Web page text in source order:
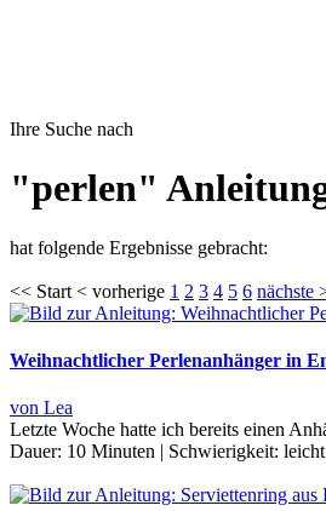
Ihre Suche nach
"perlen"
hat folgende Ergebnisse gebracht:
<< Start < vorherige 1 2 3 4 5 6 nächste
Weihnachtlicher Perlenanhänger in
von Lea
Letzte Woche hatte ich bereits einen
Dauer: 10 Minuten | Schwierigkeit: leicht